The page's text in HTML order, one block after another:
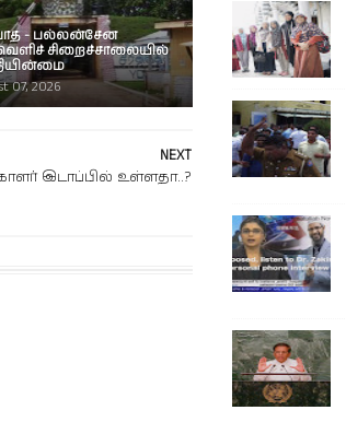
- பல்லன்சேன
சிறைச்சாலையில்
07, 2026
NEXT
இடாப்பில் உள்ளதா..?